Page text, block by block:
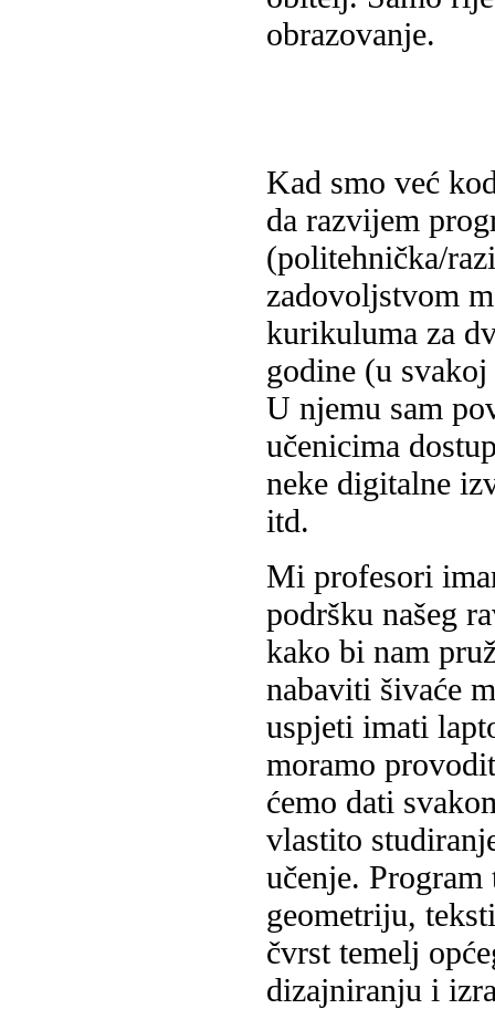
obrazovanje.
Kad smo već
da razvijem
(politehnička/
zadovoljstvom
kurikuluma za
godine (u
U njemu sam
učenicima
neke digitalne
itd.
Mi profesori
podršku našeg
kako bi nam
nabaviti šivaće
uspjeti imati
moramo
ćemo dati
vlastito
učenje.
geometriju,
čvrst temelj
dizajniranju i